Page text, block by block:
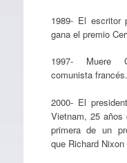
1989- El escritor
gana el premio
1997- Muere
comunista francés.
2000- El
Vietnam, 25
primera de un
que Richard